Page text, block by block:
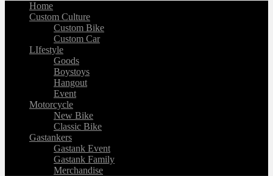
Home
Custom Culture
Custom Bike
Custom Car
LIfestyle
Goods
Boystoys
Hangout
Event
Motorcycle
New Bike
Classic Bike
Gastankers
Gastank Event
Gastank Family
Merchandise